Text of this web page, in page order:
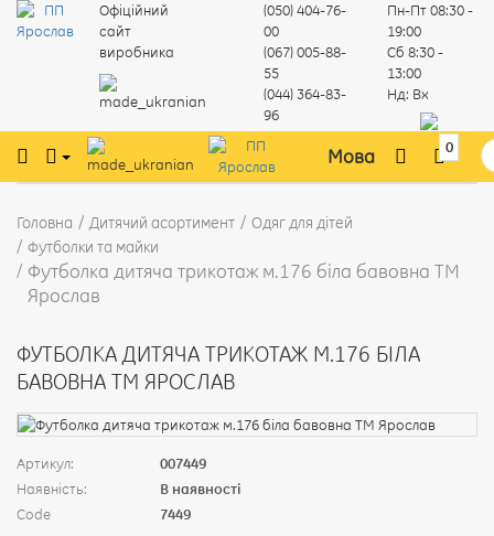
Офіційний
сайт
виробника
(050) 404-76-
00
(067) 005-88-
55
(044) 364-83-
96
Пн-Пт08:30 -
19:00
Сб 8:30 -
13:00
Нд: Вх
Мова 0
Головна Дитячий асортимент
Одяг для дітей
Футболки та майки
Футболка дитяча трикотаж м.176 біла бавовна ТМ
Ярослав
ФУТБОЛКА ДИТЯЧА ТРИКОТАЖ М.176 БІЛА
БАВОВНА ТМ ЯРОСЛАВ
Артикул:
007449
Наявність:
В наявності
Code
7449